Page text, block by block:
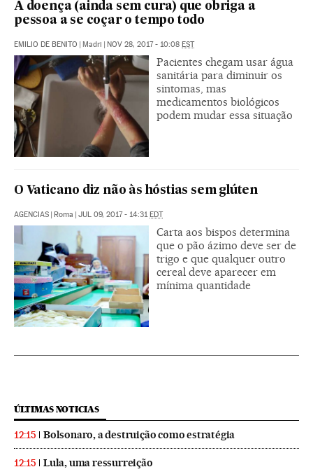
A doença (ainda sem cura) que obriga a
pessoa a se coçar o tempo todo
EMILIO DE BENITO Madri NOV 28, 2017 - 10:08 EST
Pacientes chegam usar água
sanitária para diminuir os
sintomas, mas
medicamentos biológicos
podem mudar essa situação
O Vaticano diz não às hóstias sem glúten
AGENCIAS Roma JUL 09, 2017 - 14:31 EDT
Carta aos bispos determina
que o pão ázimo deve ser de
trigo e que qualquer outro
cereal deve aparecer em
mínima quantidade
ÚLTIMAS NOTICIAS
12:15 Bolsonaro, a destruição como estratégia
12:15 Lula, uma ressurreição